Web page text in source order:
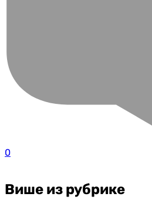
0
Више из рубрике